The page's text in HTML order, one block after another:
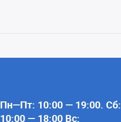
Пн—Пт: 10:00 — 19:00. Сб:
10:00 — 18:00 Вс: